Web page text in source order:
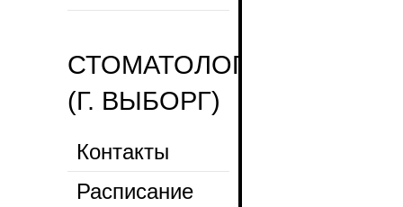
СТОМАТОЛОГИЧЕСКАЯ
(Г. ВЫБОРГ)
Контакты
Расписание